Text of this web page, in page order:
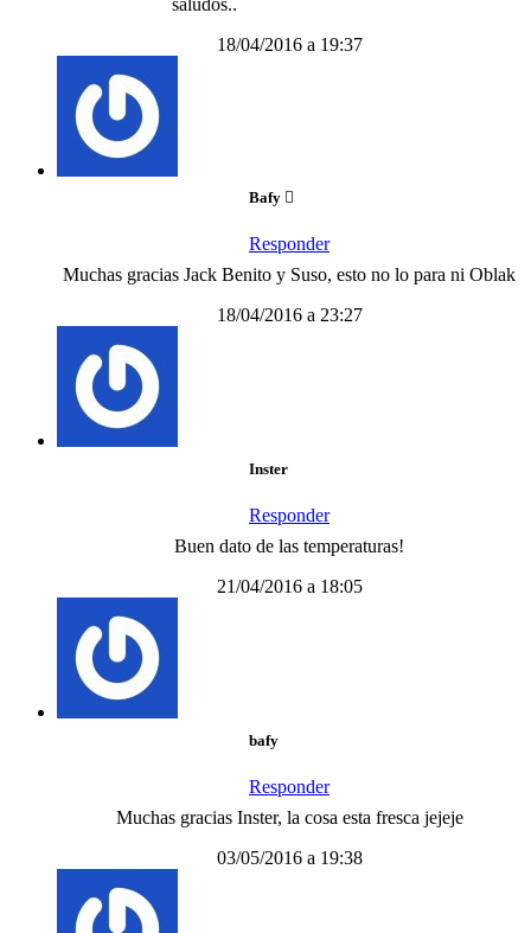
18/04/2016 a 19:37
Bafy
Responder
Muchas gracias Jack Benito y Suso, esto no lo para ni Oblak
18/04/2016 a 23:27
Inster
Responder
Buen dato de las temperaturas!
21/04/2016 a 18:05
bafy
Responder
Muchas gracias Inster, la cosa esta fresca jejeje
03/05/2016 a 19:38